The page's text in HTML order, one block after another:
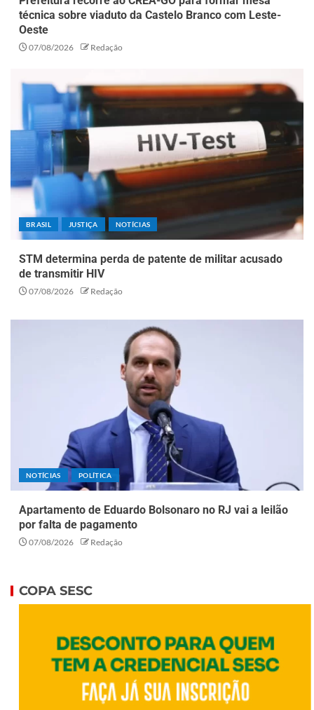
técnica sobre viaduto da Castelo Branco com Leste-
Oeste
07/08/2026 Redação
BRASIL JUSTIÇA NOTÍCIAS
STM determina perda de patente de militar acusado
de transmitir HIV
07/08/2026 Redação
NOTÍCIAS POLÍTICA
Apartamento de Eduardo Bolsonaro no RJ vai a leilão
por falta de pagamento
07/08/2026 Redação
COPA SESC